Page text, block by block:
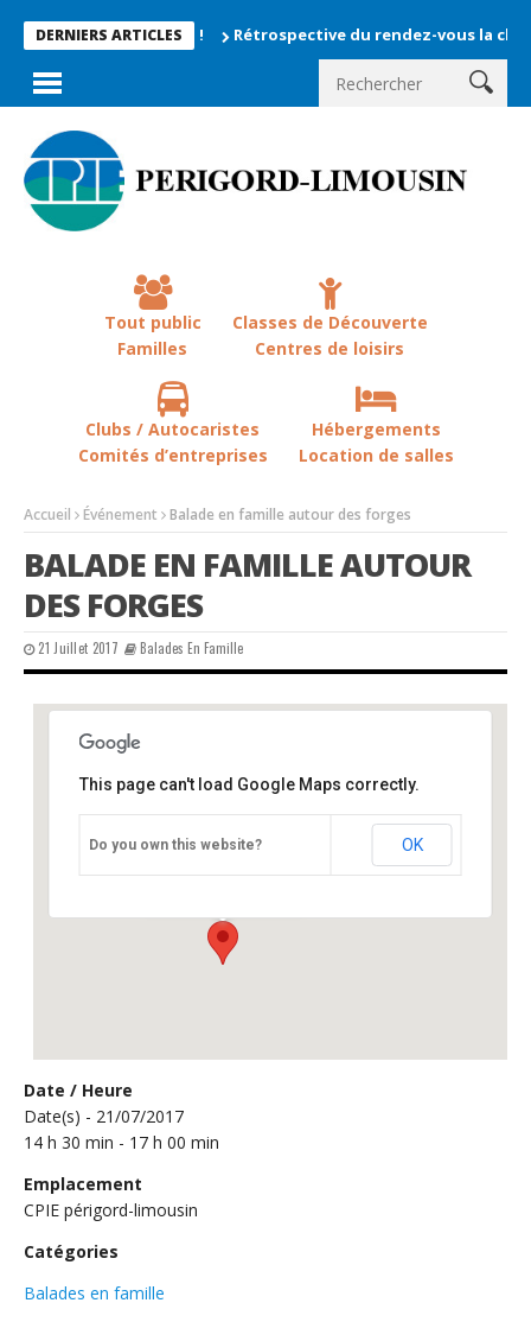
DERNIERS ARTICLESRétrospective du rendez-vous la chevêche
Tout public
Familles
Classes de Découverte
Centres de loisirs
Clubs / Autocaristes
Comités d’entreprises
Hébergements
Location de salles
Accueil Événement Balade en famille autour des forges
BALADE EN FAMILLE AUTOUR
DES FORGES
21 Juillet 2017 Balades En Famille
CPIE périgord-limousin
Événements
This page can't load Google Maps correctly.
Do you own this website? OK
Date / Heure
Date(s) - 21/07/2017
14 h 30 min - 17 h 00 min
Emplacement
CPIE périgord-limousin
Catégories
Balades en famille